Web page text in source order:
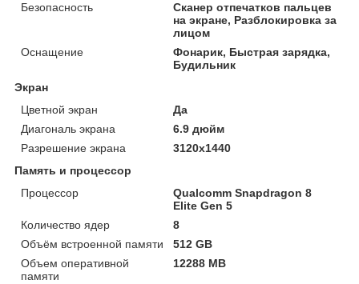
Безопасность
Сканер отпечатков пальцев
на экране, Разблокировка за
лицом
Оснащение
Фонарик, Быстрая зарядка,
Будильник
Экран
Цветной экран
Да
Диагональ экрана
6.9 дюйм
Разрешение экрана
3120x1440
Память и процессор
Процессор
Qualcomm Snapdragon 8
Elite Gen 5
Количество ядер
8
Объём встроенной памяти
512 GB
Объем оперативной
памяти
12288 MB